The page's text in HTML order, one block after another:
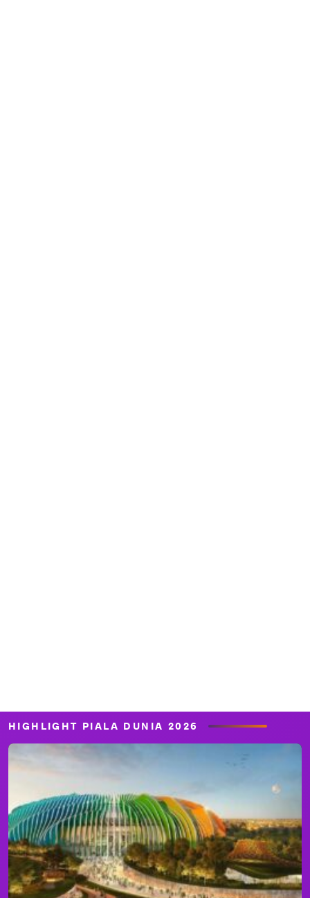
HIGHLIGHT PIALA DUNIA 2026